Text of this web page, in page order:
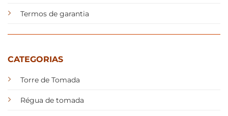
Termos de garantia
CATEGORIAS
Torre de Tomada
Régua de tomada